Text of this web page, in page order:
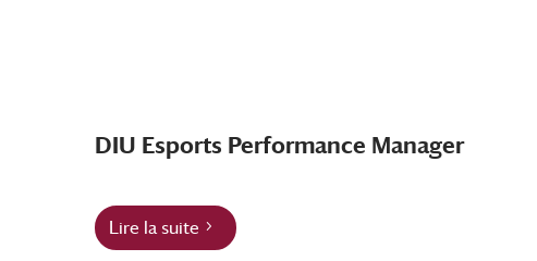
DIU Esports Performance Manager
Lire la suite